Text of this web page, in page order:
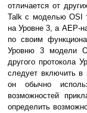
отличается от
Talk с моделью OSI
на Уровне 3, а АЕР-
по своим
Уровню 3 модели
другого протокола
следует включить в
он обычно
возможностей
определить